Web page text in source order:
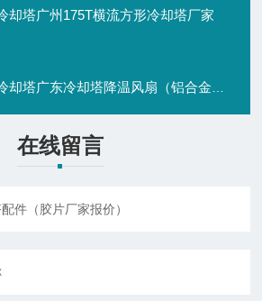
却塔广州175T横流方形冷却塔厂家
却塔广东冷却塔降温风扇（铝合金风扇）
在线留言